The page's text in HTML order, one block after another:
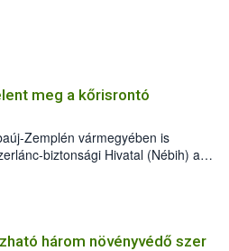
meg a kőrisrontó
Zemplén vármegyében is
biztonsági Hivatal (Nébih) a
planipennis) jelenlétét. A
találták meg, de már fertőzött
az intézkedéseket a szlovák
a terjedés megállítása érdekében.
három növényvédő szer